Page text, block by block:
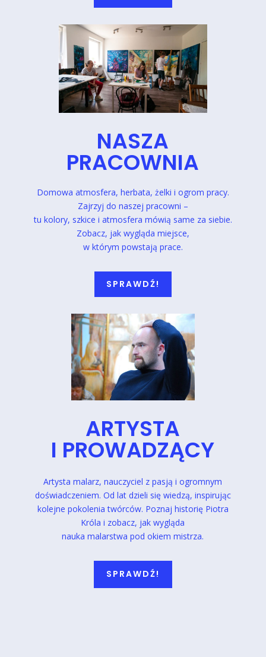
NASZA
PRACOWNIA
Domowa atmosfera, herbata, żelki i ogrom pracy.
Zajrzyj do naszej pracowni –
tu kolory, szkice i atmosfera mówią same za siebie.
Zobacz, jak wygląda miejsce,
w którym powstają prace.
SPRAWDŹ!
ARTYSTA
I PROWADZĄCY
Artysta malarz, nauczyciel z pasją i ogromnym
doświadczeniem. Od lat dzieli się wiedzą, inspirując
kolejne pokolenia twórców. Poznaj historię Piotra
Króla i zobacz, jak wygląda
nauka malarstwa pod okiem mistrza.
SPRAWDŹ!